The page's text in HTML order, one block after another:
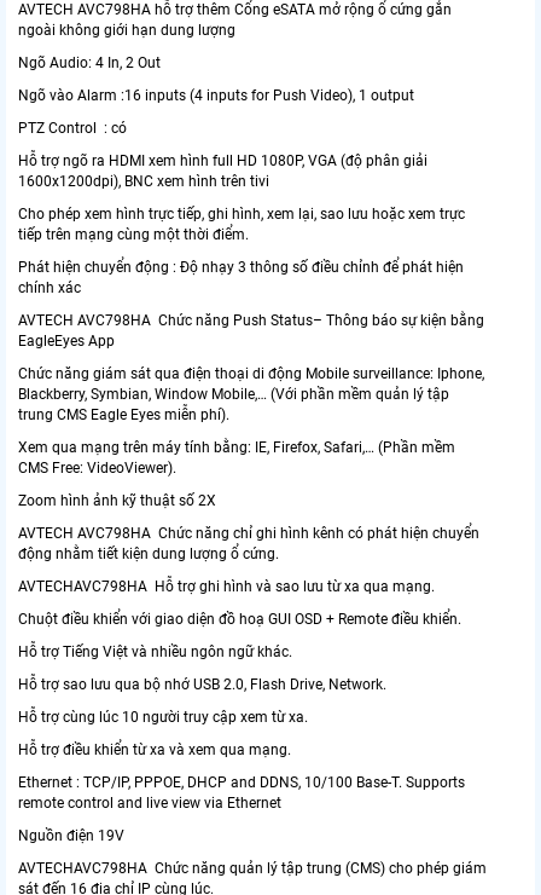
AVTECH AVC798HA hỗ trợ thêm Cổng eSATA mở rộng ổ cứng gắn
ngoài không giới hạn dung lượng
Ngõ Audio: 4 In, 2 Out
Ngõ vào Alarm :16 inputs (4 inputs for Push Video), 1 output
PTZ Control : có
Hỗ trợ ngõ ra HDMI xem hình full HD 1080P, VGA (độ phân giải
1600x1200dpi), BNC xem hình trên tivi
Cho phép xem hình trực tiếp, ghi hình, xem lại, sao lưu hoặc xem trực
tiếp trên mạng cùng một thời điểm.
Phát hiện chuyển động : Độ nhạy 3 thông số điều chỉnh để phát hiện
chính xác
AVTECH AVC798HA Chức năng Push Status– Thông báo sự kiện bằng
EagleEyes App
Chức năng giám sát qua điện thoại di động Mobile surveillance: Iphone,
Blackberry, Symbian, Window Mobile,… (Với phần mềm quản lý tập
trung CMS Eagle Eyes miễn phí).
Xem qua mạng trên máy tính bằng: IE, Firefox, Safari,… (Phần mềm
CMS Free: VideoViewer).
Zoom hình ảnh kỹ thuật số 2X
AVTECH AVC798HA Chức năng chỉ ghi hình kênh có phát hiện chuyển
động nhằm tiết kiện dung lượng ổ cứng.
AVTECHAVC798HA Hỗ trợ ghi hình và sao lưu từ xa qua mạng.
Chuột điều khiển với giao diện đồ hoạ GUI OSD + Remote điều khiển.
Hỗ trợ Tiếng Việt và nhiều ngôn ngữ khác.
Hỗ trợ sao lưu qua bộ nhớ USB 2.0, Flash Drive, Network.
Hỗ trợ cùng lúc 10 người truy cập xem từ xa.
Hỗ trợ điều khiển từ xa và xem qua mạng.
Ethernet : TCP/IP, PPPOE, DHCP and DDNS, 10/100 Base-T. Supports
remote control and live view via Ethernet
Nguồn điện 19V
AVTECHAVC798HA Chức năng quản lý tập trung (CMS) cho phép giám
sát đến 16 địa chỉ IP cùng lúc.